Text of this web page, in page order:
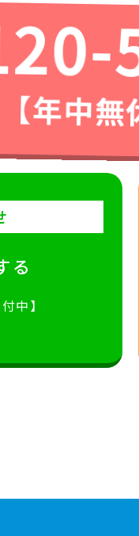
年中無
る
中】